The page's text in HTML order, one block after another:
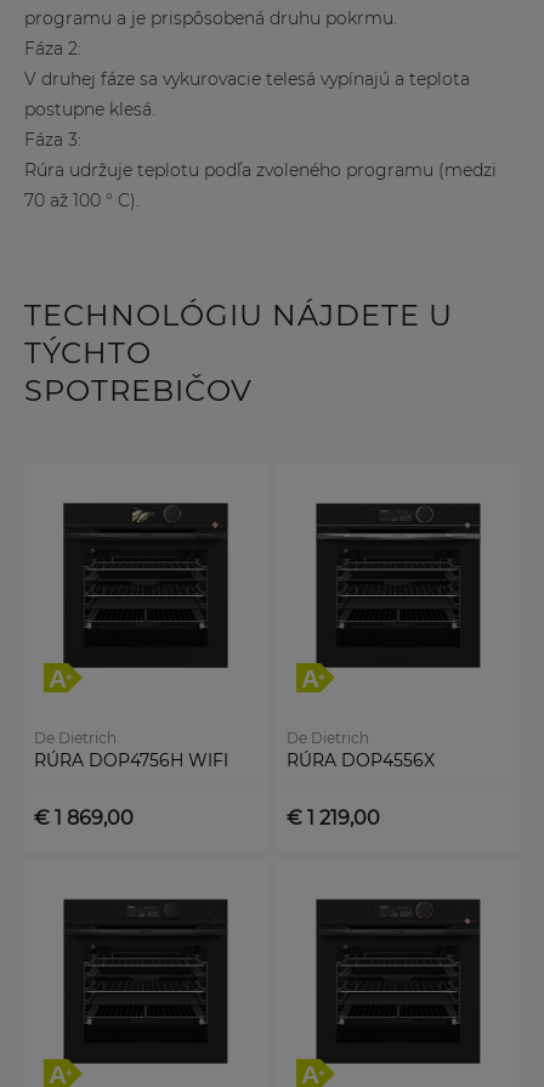
programu a je prispôsobená druhu pokrmu.
Fáza 2:
V druhej fáze sa vykurovacie telesá vypínajú a teplota
postupne klesá.
Fáza 3:
Rúra udržuje teplotu podľa zvoleného programu (medzi
70 až 100 ° C).
TECHNOLÓGIU NÁJDETE U
TÝCHTO
SPOTREBIČOV
De Dietrich
RÚRA DOP4756H WIFI
€ 1 869,00
De Dietrich
RÚRA DOP4556X
€ 1 219,00